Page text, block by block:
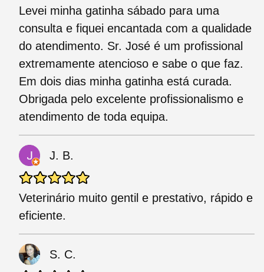
Levei minha gatinha sábado para uma
consulta e fiquei encantada com a qualidade
do atendimento. Sr. José é um profissional
extremamente atencioso e sabe o que faz.
Em dois dias minha gatinha está curada.
Obrigada pelo excelente profissionalismo e
atendimento de toda equipa.
J. B.
Veterinário muito gentil e prestativo, rápido e
eficiente.
S. C.